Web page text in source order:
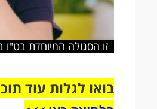
זו הסגולה המיוחדת
בואו לגלות עוד